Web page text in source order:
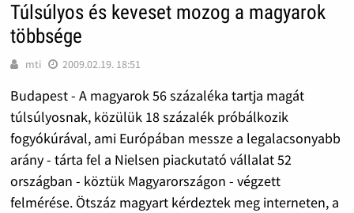
Túlsúlyos és keveset mozog a magyarok
többsége
mti 2009.02.19. 18:51
Budapest - A magyarok 56 százaléka tartja magát
túlsúlyosnak, közülük 18 százalék próbálkozik
fogyókúrával, ami Európában messze a legalacsonyabb
arány - tárta fel a Nielsen piackutató vállalat 52
országban - köztük Magyarországon - végzett
felmérése. Ötszáz magyart kérdeztek meg interneten, a